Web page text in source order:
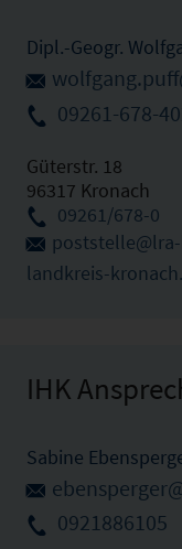
Dipl.-Geogr.
09261-678-
Güterstr. 18
96317 Kronach
09261/678-0
landkreis-
IHK
Sabine
0921886105